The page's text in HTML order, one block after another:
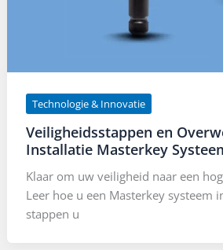
Technologie & Innovatie
Veiligheidsstappen en
Installatie Masterkey
Klaar om uw veiligheid naar een
Leer hoe u een Masterkey systeem
stappen u